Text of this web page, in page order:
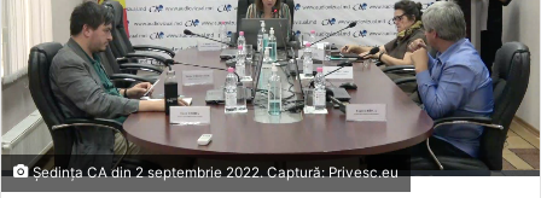
Ședința CA din 2 septembrie 2022. Captură: Privesc.eu